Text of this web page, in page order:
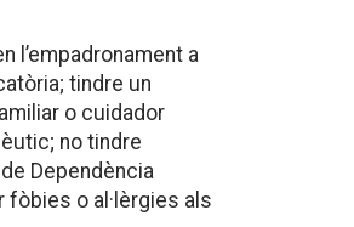
l’empadronament a
tindre un
o cuidador
no tindre
Dependència
o al·lèrgies als